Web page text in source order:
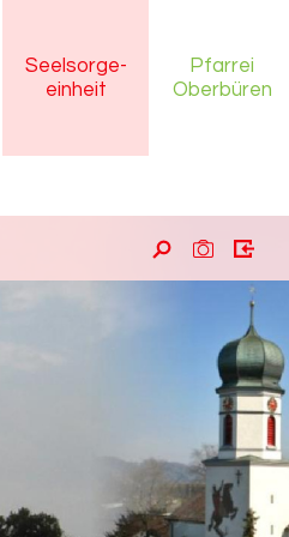
Seelsorge-
einheit
Pfarrei
Oberbüren